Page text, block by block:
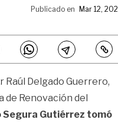
Publicado en Mar 12,
Raúl Delgado Guerrero,
de Renovación del
Segura Gutiérrez tomó